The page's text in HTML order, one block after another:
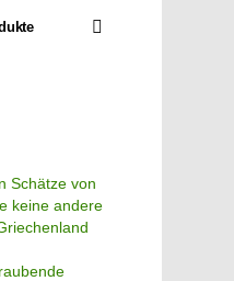
Schätze von
keine andere